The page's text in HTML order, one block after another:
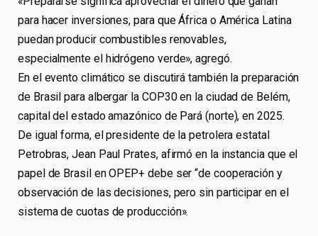
para hacer inversiones, para que África o América Latina
puedan producir combustibles renovables,
especialmente el hidrógeno verde», agregó.
En el evento climático se discutirá también la preparación
de Brasil para albergar la COP30 en la ciudad de Belém,
capital del estado amazónico de Pará (norte), en 2025.
De igual forma, el presidente de la petrolera estatal
Petrobras, Jean Paul Prates, afirmó en la instancia que el
papel de Brasil en OPEP+ debe ser “de cooperación y
observación de las decisiones, pero sin participar en el
sistema de cuotas de producción».